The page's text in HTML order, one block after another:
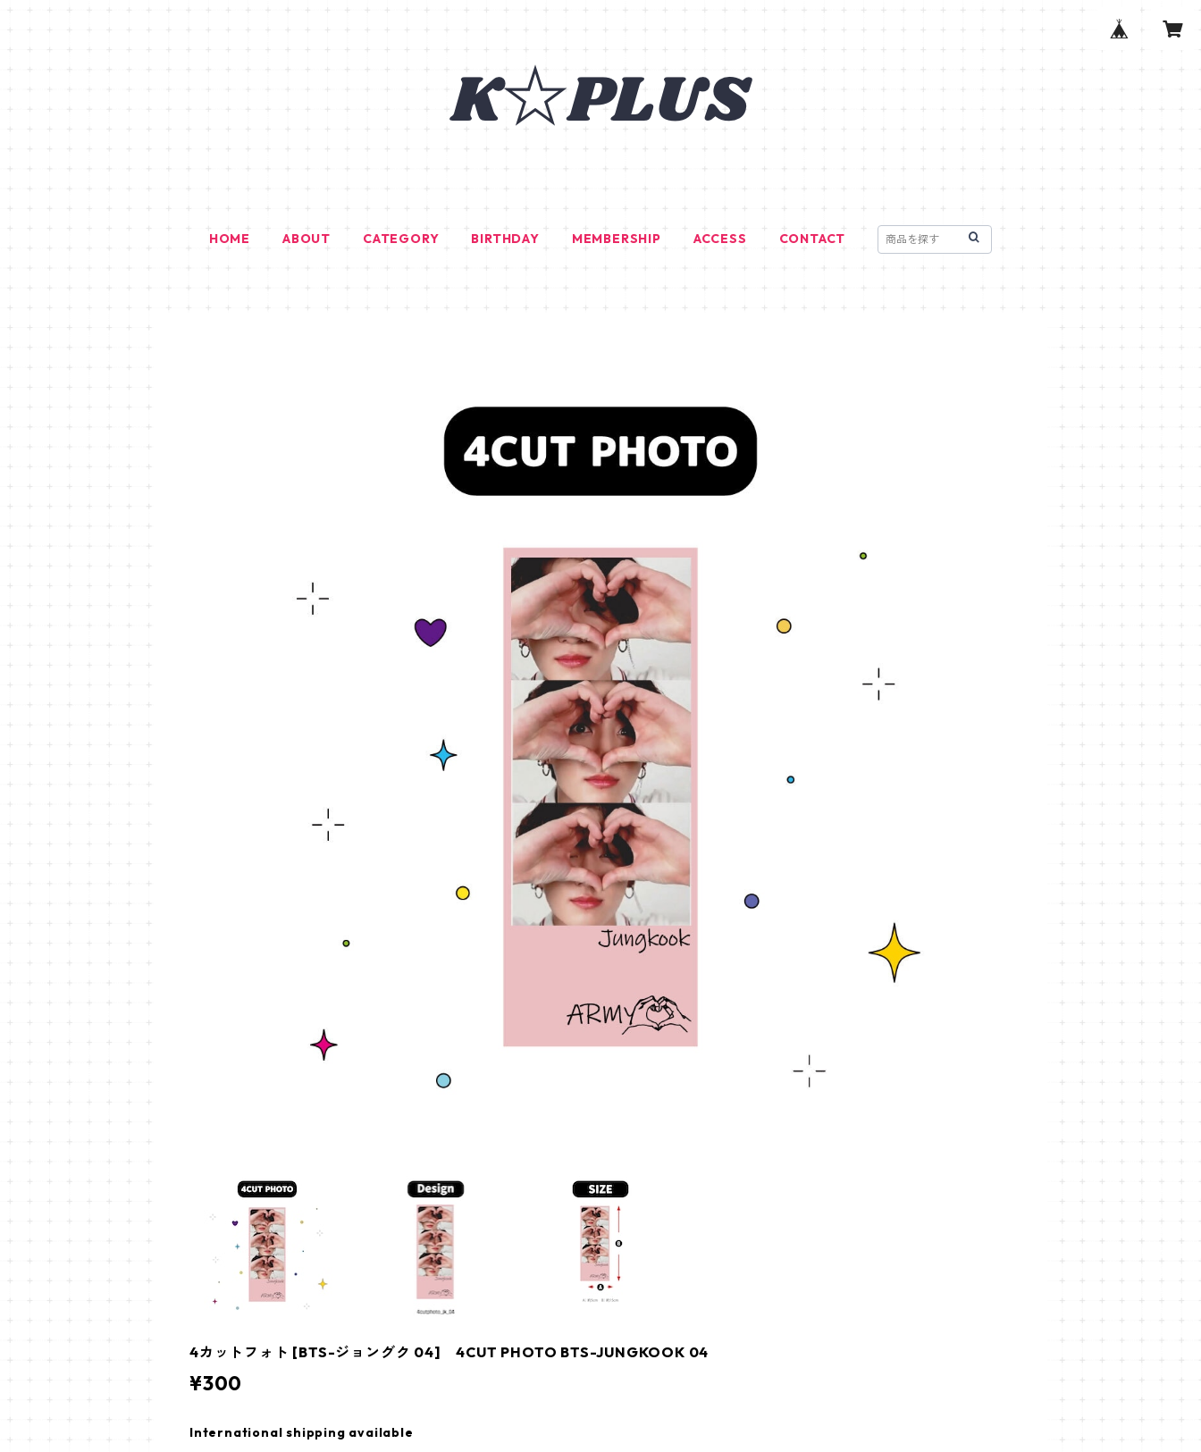
HOME ABOUT CATEGORY BIRTHDAY MEMBERSHIP ACCESS CONTACT
4カットフォト [BTS-ジョングク 04] 4CUT PHOTO BTS-JUNGKOOK 04
¥300
International shipping available